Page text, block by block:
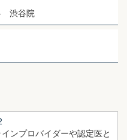
渋谷院
ンプロバイダーや認定医と